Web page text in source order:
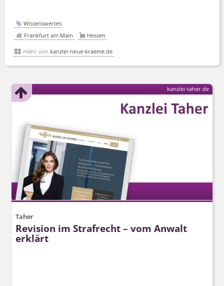
Wissenswertes
Frankfurt am Main
Hessen
mehr von kanzlei-neue-kraeme.de
Taher
Revision im Strafrecht – vom Anwalt
erklärt
kanzlei-taher.de